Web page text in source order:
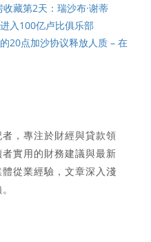
藏第2天：瑞沙布·谢蒂
入100亿卢比俱乐部
20点加沙协议释放人质 – 在
，專注於財經與貸款領
實用的財務建議與最新
從業經驗，文章深入淺